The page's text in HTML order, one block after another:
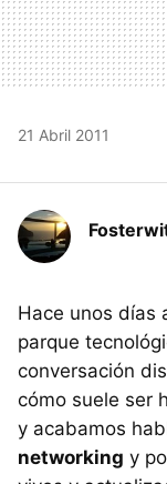
21 Abril 2011
Hace unos días
parque
conversación
cómo suele ser
y acabamos
networking y